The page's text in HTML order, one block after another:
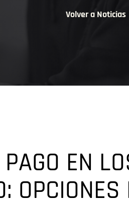
Volver a Noticias
PAGO EN